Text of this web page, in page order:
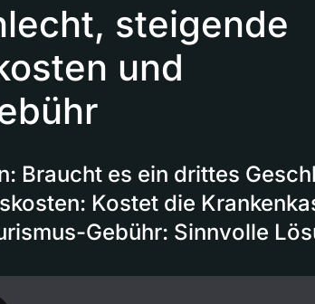
steigende
und
Braucht es ein drittes
Kostet die
Gebühr: Sinnvolle